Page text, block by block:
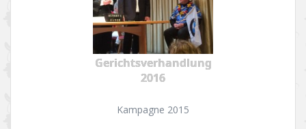
Gerichtsverhandlung
2016
Kampagne 2015